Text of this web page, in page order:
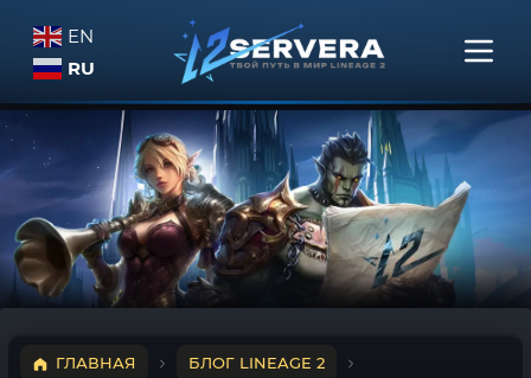
EN
RU
ГЛАВНАЯ
БЛОГ LINEAGE 2